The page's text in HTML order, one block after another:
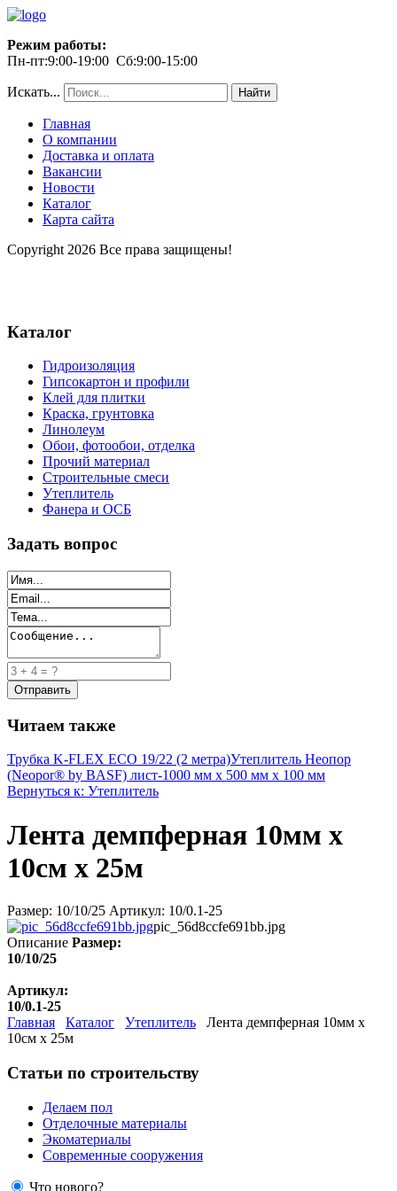
Режим работы:
Пн-пт:9:00-19:00 Сб:9:00-15:00
Искать... Найти
Главная
О компании
Доставка и оплата
Вакансии
Новости
Каталог
Карта сайта
Copyright 2026 Все права защищены!
Каталог
Гидроизоляция
Гипсокартон и профили
Клей для плитки
Краска, грунтовка
Линолеум
Обои, фотообои, отделка
Прочий материал
Строительные смеси
Утеплитель
Фанера и ОСБ
Задать вопрос
Читаем также
Трубка K-FLEX ECO 19/22 (2 метра)Утеплитель Неопор
(Neopor® by BASF) лист-1000 мм х 500 мм х 100 мм
Вернуться к: Утеплитель
Лента демпферная 10мм х
10см х 25м
Размер: 10/10/25 Артикул: 10/0.1-25
pic_56d8ccfe691bb.jpg
Описание Размер:
10/10/25
Артикул:
10/0.1-25
Главная
Каталог Утеплитель
Лента демпферная 10мм х
10см х 25м
Статьи по строительству
Делаем пол
Отделочные материалы
Экоматериалы
Современные сооружения
Что нового?